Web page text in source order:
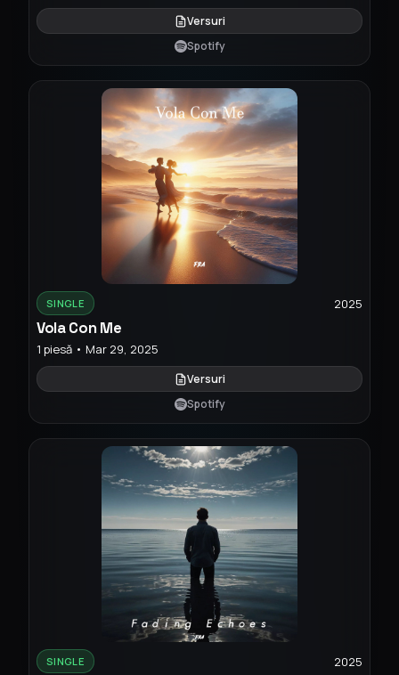
Versuri
Spotify
SINGLE 2025
Vola Con Me
1 piesă • Mar 29, 2025
Versuri
Spotify
SINGLE 2025